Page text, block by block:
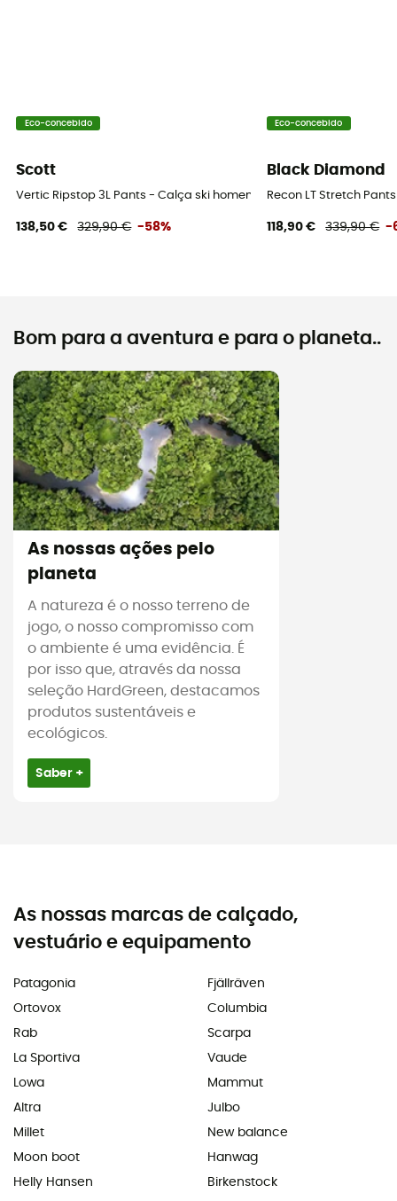
Eco-concebido
Scott
Vertic Ripstop 3L Pants - Calça ski homem
138,50 € 329,90 € -58%
Eco-concebido
Black Diamond
Recon LT Stretch
118,90 € 339,90 € -
Bom para a aventura e para o planeta..
As nossas ações pelo
planeta
A natureza é o nosso terreno de
jogo, o nosso compromisso com
o ambiente é uma evidência. É
por isso que, através da nossa
seleção HardGreen, destacamos
produtos sustentáveis e
ecológicos.
Saber +
As nossas marcas de calçado,
vestuário e equipamento
Patagonia
Ortovox
Rab
La Sportiva
Lowa
Altra
Millet
Moon boot
Helly Hansen
Fjällräven
Columbia
Scarpa
Vaude
Mammut
Julbo
New balance
Hanwag
Birkenstock